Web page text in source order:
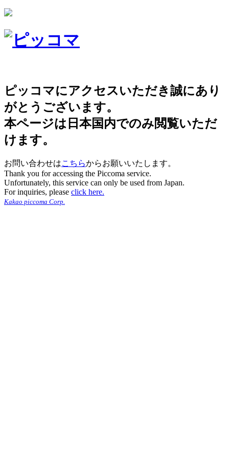
ピッコマにアクセスいただき誠にあり
がとうございます。
本ページは日本国内でのみ閲覧いただ
けます。
お問い合わせはこちらからお願いいたします。
Thank you for accessing the Piccoma service.
Unfortunately, this service can only be used from Japan.
For inquiries, please click here.
Kakao piccoma Corp.